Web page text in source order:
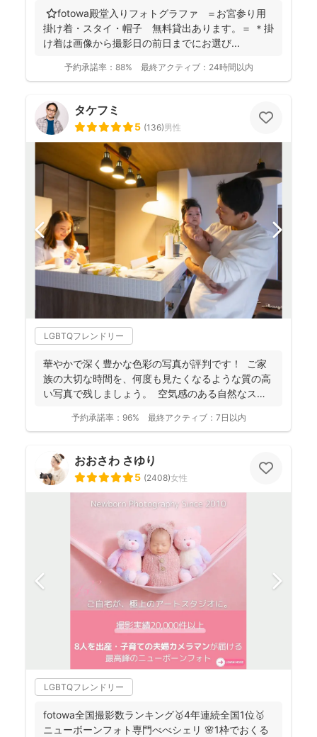
⭐️fotowa殿堂入りフォトグラファ ＝お宮参り用
掛け着・スタイ・帽子 無料貸出あります。＝ ＊掛
け着は画像から撮影日の前日までにお選び...
予約承諾率： 88% 最終アクティブ： 24時間以内
タケフミ
5 (136)男性
LGBTQフレンドリー
華やかで深く豊かな色彩の写真が評判です！ ご家
族の大切な時間を、何度も見たくなるような質の高
い写真で残しましょう。 空気感のある自然なスナ
予約承諾率： 96% 最終アクティブ： 7日以内
おおさわ さゆり
5 (2408)女性
LGBTQフレンドリー
fotowa全国撮影数ランキング🥇4年連続全国1位🥇
ニューボーンフォト専門べべシェリ 🌸1枠でおくる